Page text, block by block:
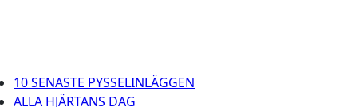
10 SENASTE PYSSELINLÄGGEN
ALLA HJÄRTANS DAG